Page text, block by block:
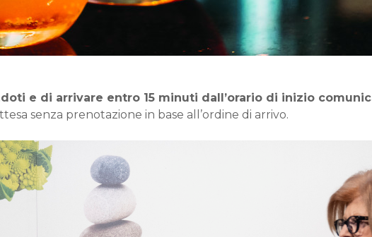
e di arrivare entro 15 minuti dall’orario di inizio
senza prenotazione in base all’ordine di arrivo.